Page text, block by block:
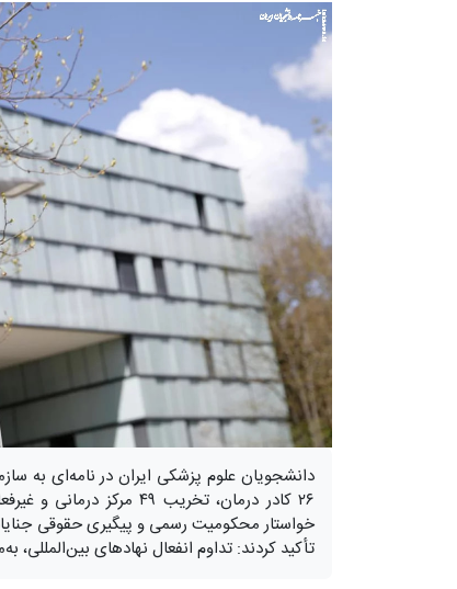
دانشجویان علوم پزشکی ایران در نامه‌ای به
خواستار محکومیت رسمی و پیگیری حقوقی
تأکید کردند: تداوم انفعال نهادهای